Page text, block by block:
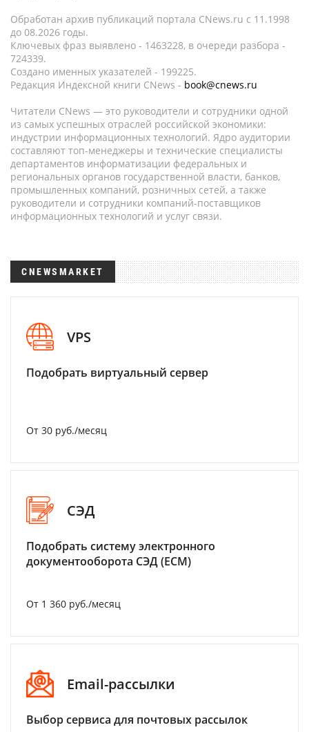
Обработан архив публикаций портала CNews.ru c 11.1998
до 08.2026 годы.
Ключевых фраз выявлено - 1463228, в очереди разбора -
724339.
Создано именных указателей - 199225.
Редакция Индексной книги CNews - book@cnews.ru
Читатели CNews — это руководители и сотрудники одной
из самых успешных отраслей российской экономики:
индустрии информационных технологий. Ядро аудитории
составляют топ-менеджеры и технические специалисты
департаментов информатизации федеральных и
региональных органов государственной власти, банков,
промышленных компаний, розничных сетей, а также
руководители и сотрудники компаний-поставщиков
информационных технологий и услуг связи.
CNEWSMARKET
VPS
Подобрать виртуальный сервер
От 30 руб./месяц
СЭД
Подобрать систему электронного
документооборота СЭД (ECM)
От 1 360 руб./месяц
Email-рассылки
Выбор сервиса для почтовых рассылок